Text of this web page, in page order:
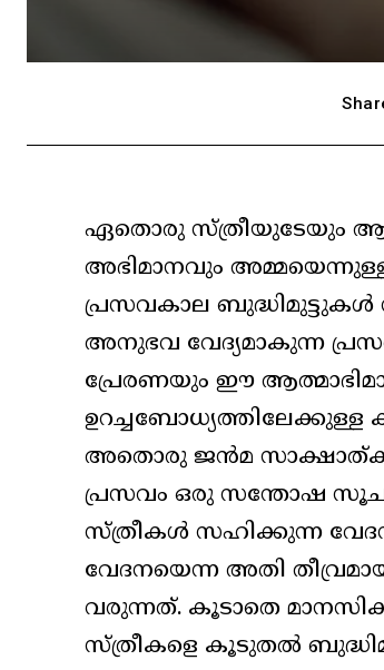
ഏതൊരു സ്ത്രീയുടേയും
അഭിമാനവും
പ്രസവകാല ബുദ്ധിമുട്ടുകൾ
അനുഭവ വേദ്യമാകുന്ന
പ്രേരണയും ഈ
അതൊരു ജൻമ
പ്രസവം ഒരു സന്തോഷ
സ്ത്രീകൾ സഹിക്കുന്ന
വേദനയെന്ന അതി
വരുന്നത്. കൂടാതെ
സ്ത്രീകളെ കൂടുതൽ